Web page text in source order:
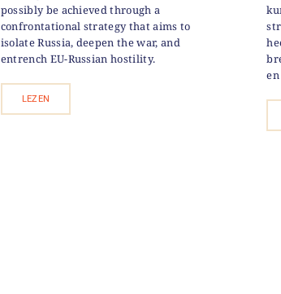
possibly be achieved through a
confrontational strategy that aims to
isolate Russia, deepen the war, and
entrench EU-Russian hostility.
LEZEN